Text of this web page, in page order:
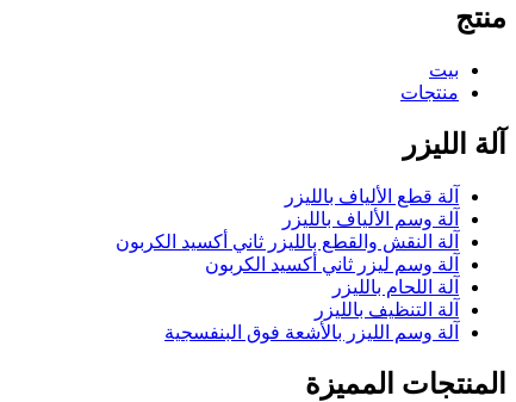
منتج
بيت
منتجات
آلة الليزر
آلة قطع الألياف بالليزر
آلة وسم الألياف بالليزر
آلة النقش والقطع بالليزر ثاني أكسيد الكربون
آلة وسم ليزر ثاني أكسيد الكربون
آلة اللحام بالليزر
آلة التنظيف بالليزر
آلة وسم الليزر بالأشعة فوق البنفسجية
المنتجات المميزة